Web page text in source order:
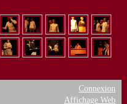
Connexion
Affichage Web